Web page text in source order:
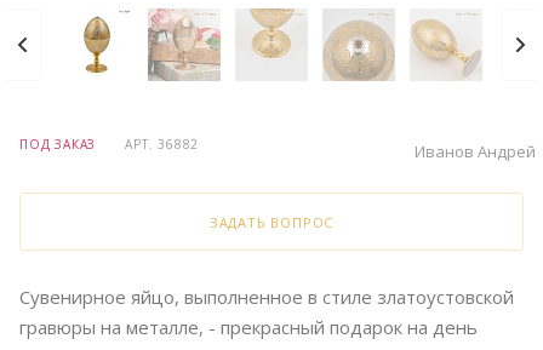
ПОД ЗАКАЗ АРТ.36882 Иванов Андрей
ЗАДАТЬ ВОПРОС
Сувенирное яйцо, выполненное в стиле златоустовской
гравюры на металле, - прекрасный подарок на день